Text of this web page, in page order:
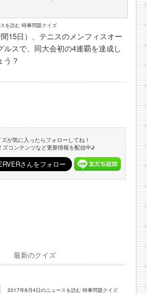
を読む 時事問題クイズ
15日）、テニスのメンフィスオー
ルスで、同大会初の4連覇を達成し
う？
ズが気に入ったらフォローしてね！
ズコンテンツなど更新情報を配信中♪
最新のクイズ
2017年8月4日のニュースを読む 時事問題クイズ